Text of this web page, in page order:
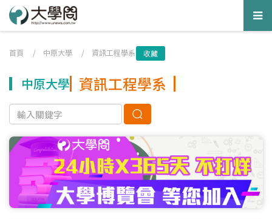
首頁 / 中原大學 / 資訊工程學系 收藏
中原大學 資訊工程學系